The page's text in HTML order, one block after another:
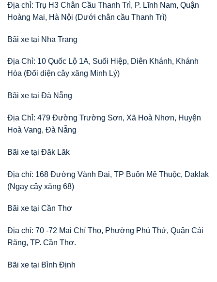
Địa chỉ: Trụ H3 Chân Cầu Thanh Trì, P. Lĩnh Nam, Quận
Hoàng Mai, Hà Nội (Dưới chân cầu Thanh Trì)
Bãi xe tại Nha Trang
Địa Chỉ: 10 Quốc Lộ 1A, Suối Hiệp, Diên Khánh, Khánh
Hòa (Đối diện cây xăng Minh Lý)
Bãi xe tại Đà Nẵng
Địa Chỉ: 479 Đường Trường Sơn, Xã Hoà Nhơn, Huyện
Hoà Vang, Đà Nẵng
Bãi xe tại Đăk Lăk
Địa chỉ: 168 Đường Vành Đai, TP Buôn Mê Thuộc, Daklak
(Ngay cây xăng 68)
Bãi xe tại Cần Thơ
Địa chỉ: 70 -72 Mai Chí Thọ, Phường Phú Thứ, Quận Cái
Răng, TP. Cần Thơ.
Bãi xe tại Bình Định